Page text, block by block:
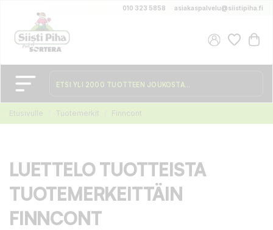
010 323 5858 asiakaspalvelu@siistipiha.fi
Etusivulle Tuotemerkit Finncont
LUETTELO TUOTTEISTA
TUOTEMERKEITTÄIN
FINNCONT